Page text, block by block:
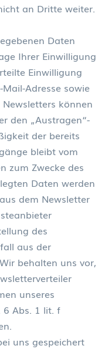
an Dritte weiter.
Daten
Ihrer Einwilligung
Einwilligung
Adresse sowie
können
den „Austragen“-
der bereits
bleibt vom
zum Zwecke des
Daten werden
dem Newsletter
des
aus der
behalten uns vor,
unseres
6 Abs. 1 lit. f
uns gespeichert